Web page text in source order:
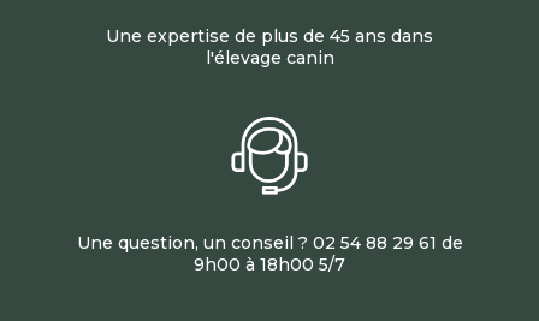
Une expertise de plus de 45 ans dans
l'élevage canin
Une question, un conseil ? 02 54 88 29 61 de
9h00 à 18h00 5/7